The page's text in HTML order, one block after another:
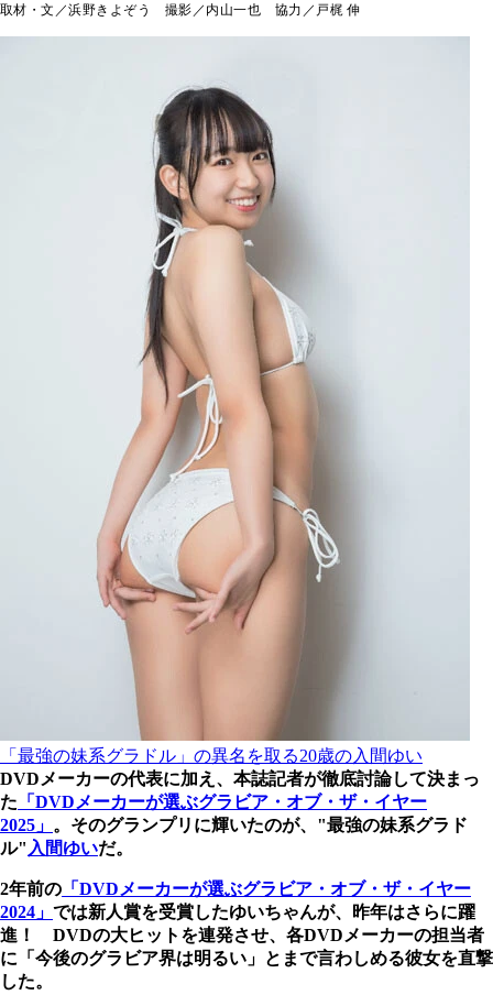
取材・文／浜野きよぞう 撮影／内山一也 協力／戸梶 伸
「最強の妹系グラドル」の異名を取る20歳の入間ゆい
DVDメーカーの代表に加え、本誌記者が徹底討論して決まっ
た 「DVDメーカーが選ぶグラビア・オブ・ザ・イヤー
2025」 。そのグランプリに輝いたのが、"最強の妹系グラド
ル" 入間ゆいだ。
2年前の 「DVDメーカーが選ぶグラビア・オブ・ザ・イヤー
2024」 では新人賞を受賞したゆいちゃんが、昨年はさらに躍
進！ DVDの大ヒットを連発させ、各DVDメーカーの担当者
に「今後のグラビア界は明るい」とまで言わしめる彼女を直撃
した。